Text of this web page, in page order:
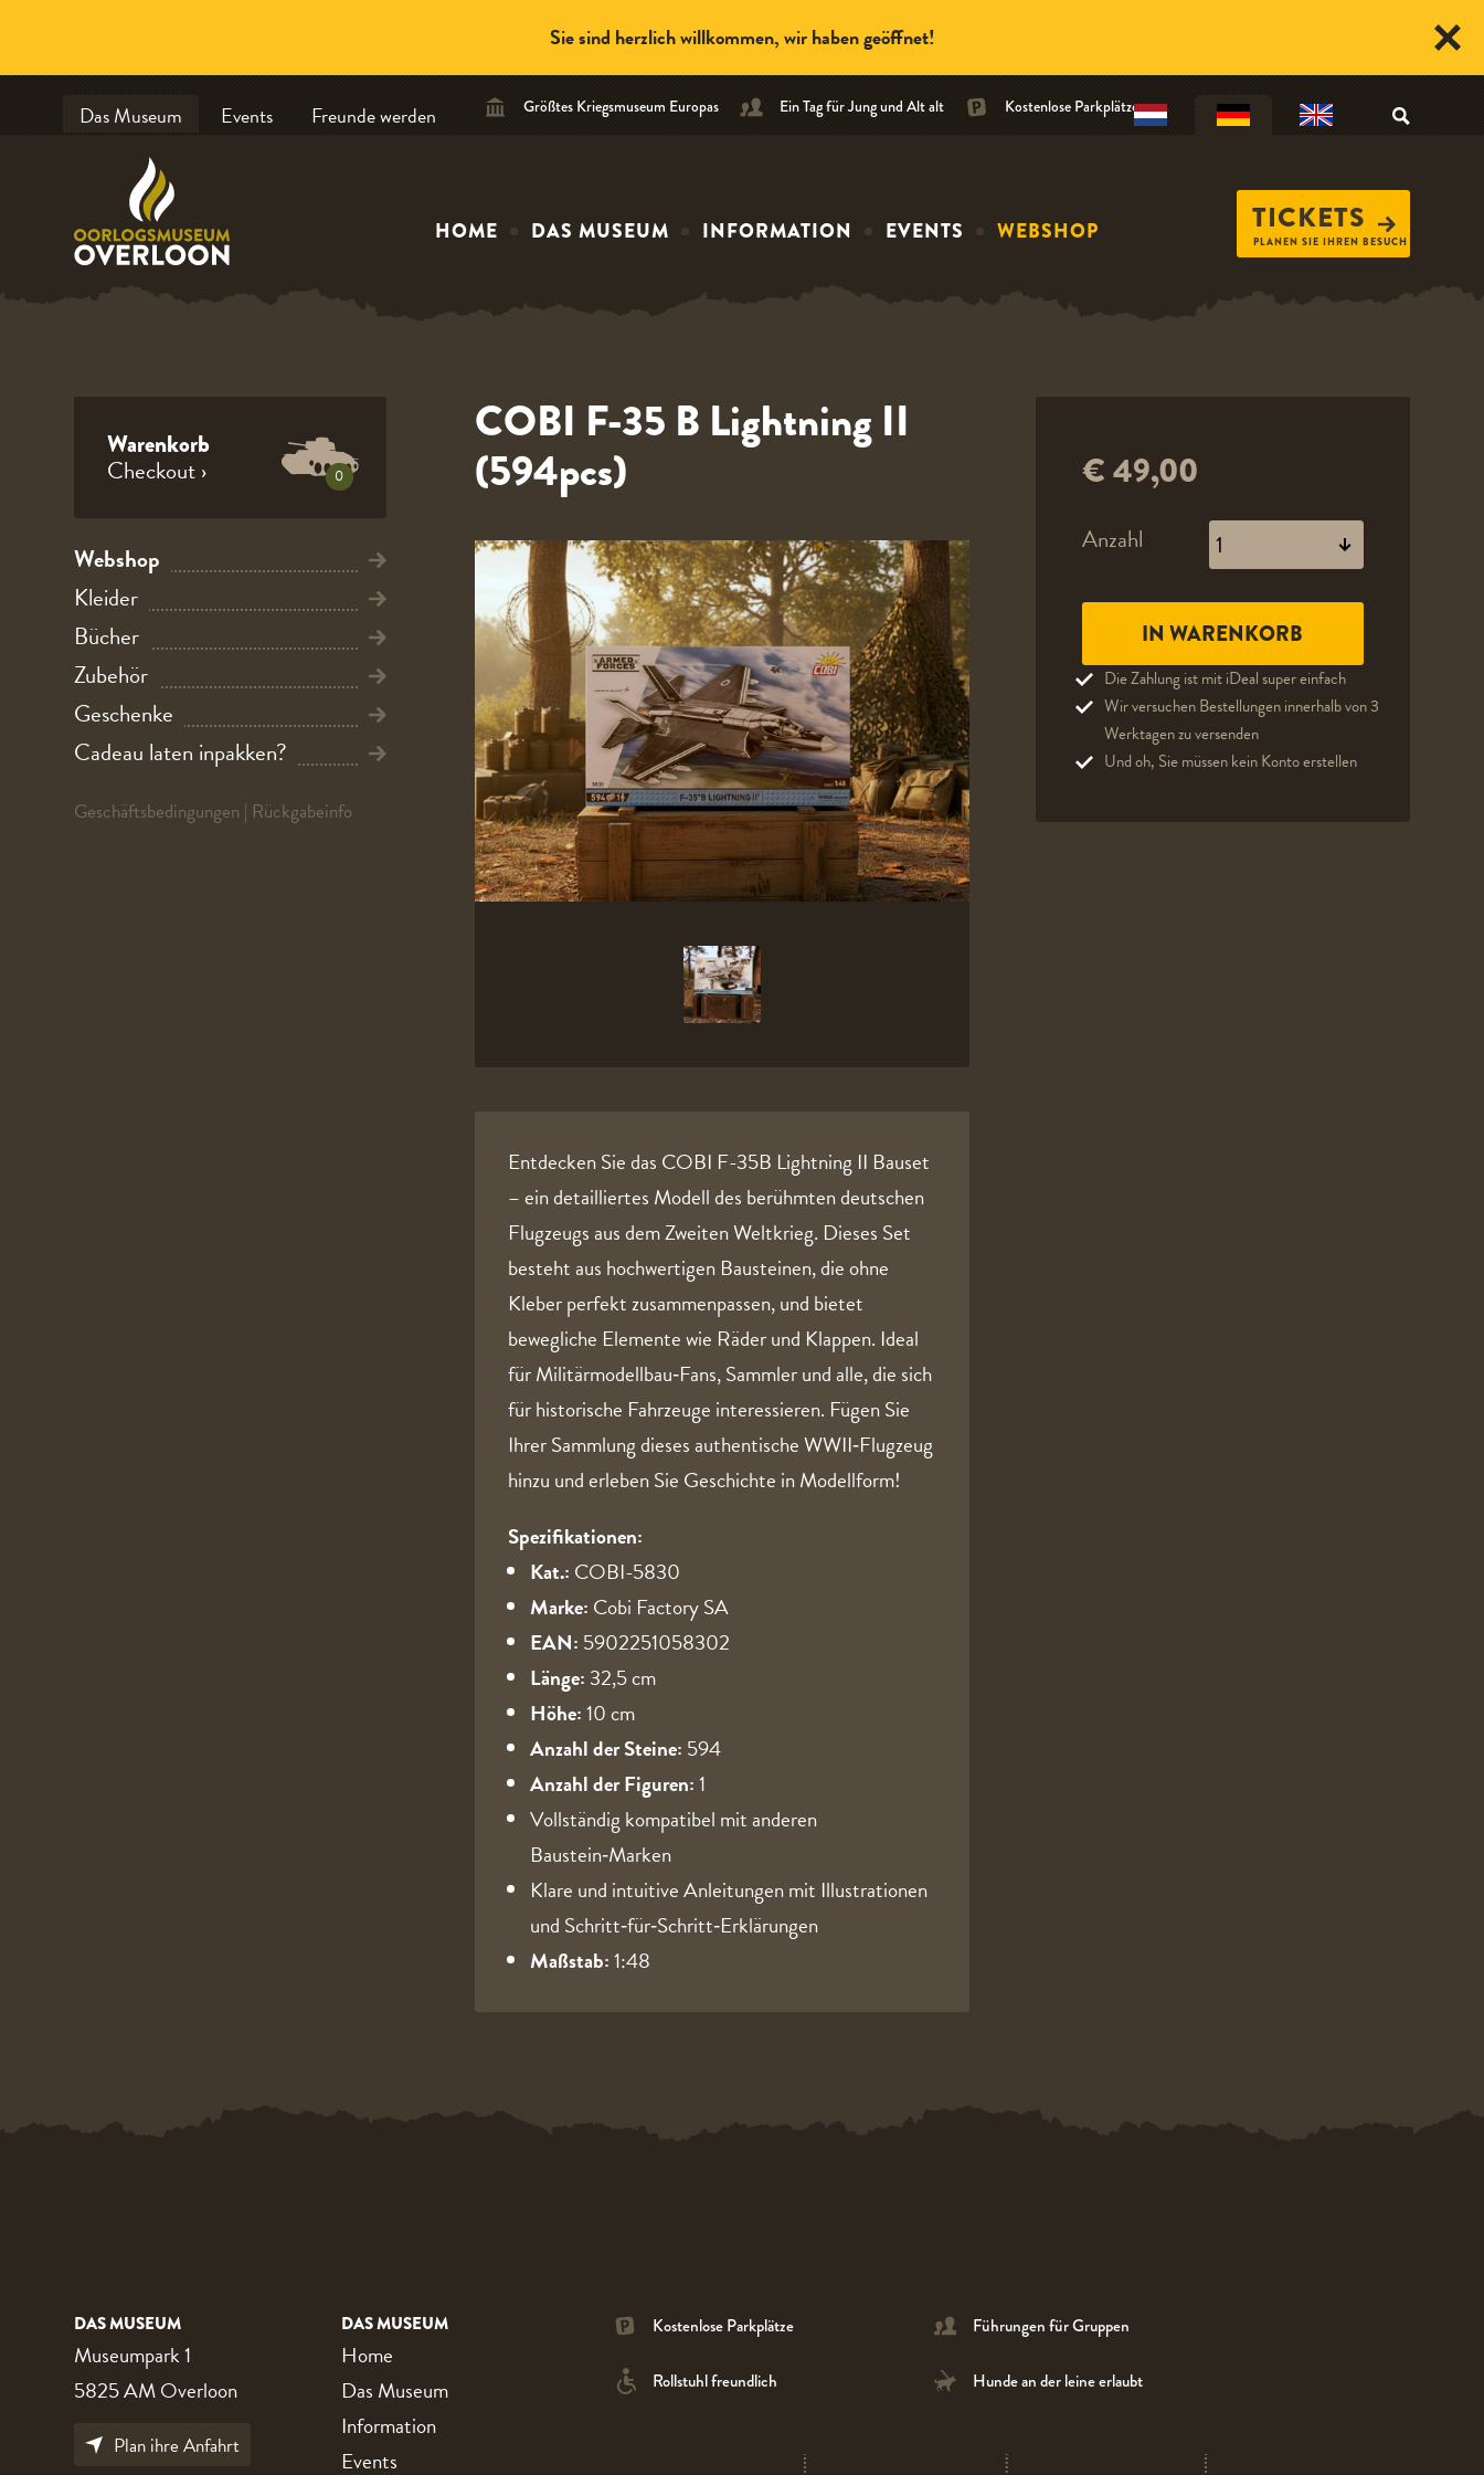
Das Museum Events Freunde werden Größtes Kriegsmuseum Europas Ein Tag für Jung und Alt alt Kostenlose Parkplätze
HOME DAS MUSEUM INFORMATION EVENTS WEBSHOP TICKETS
PLANEN SIE IHREN BESUCH
Warenkorb
Checkout › 0
Geschäftsbedingungen | Rückgabeinfo
Webshop
Kleider
Bücher
Zubehör
Geschenke
Cadeau laten inpakken?
COBI F-35 B Lightning II
(594pcs)
Entdecken Sie das COBI F-35B Lightning II Bauset
– ein detailliertes Modell des berühmten deutschen
Flugzeugs aus dem Zweiten Weltkrieg. Dieses Set
besteht aus hochwertigen Bausteinen, die ohne
Kleber perfekt zusammenpassen, und bietet
bewegliche Elemente wie Räder und Klappen. Ideal
für Militärmodellbau‑Fans, Sammler und alle, die sich
für historische Fahrzeuge interessieren. Fügen Sie
Ihrer Sammlung dieses authentische WWII‑Flugzeug
hinzu und erleben Sie Geschichte in Modellform!
Spezifikationen:
Kat.: COBI-5830
Marke: Cobi Factory SA
EAN: 5902251058302
Länge: 32,5 cm
Höhe:10 cm
Anzahl der Steine: 594
Anzahl der Figuren:1
Vollständig kompatibel mit anderen
Baustein‑Marken
Klare und intuitive Anleitungen mit Illustrationen
und Schritt‑für‑Schritt‑Erklärungen
Maßstab:1:48
€ 49,00
Anzahl
Die Zahlung ist mit iDeal super einfach
Wir versuchen Bestellungen innerhalb von 3
Werktagen zu versenden
Und oh, Sie müssen kein Konto erstellen
DAS MUSEUM
Museumpark 1
5825 AM Overloon
Plan ihre Anfahrt
DAS MUSEUM
Home
Das Museum
Information
Events
Kostenlose Parkplätze Führungen für Gruppen
Rollstuhl freundlich Hunde an der leine erlaubt
Sie sind herzlich willkommen, wir haben geöffnet!